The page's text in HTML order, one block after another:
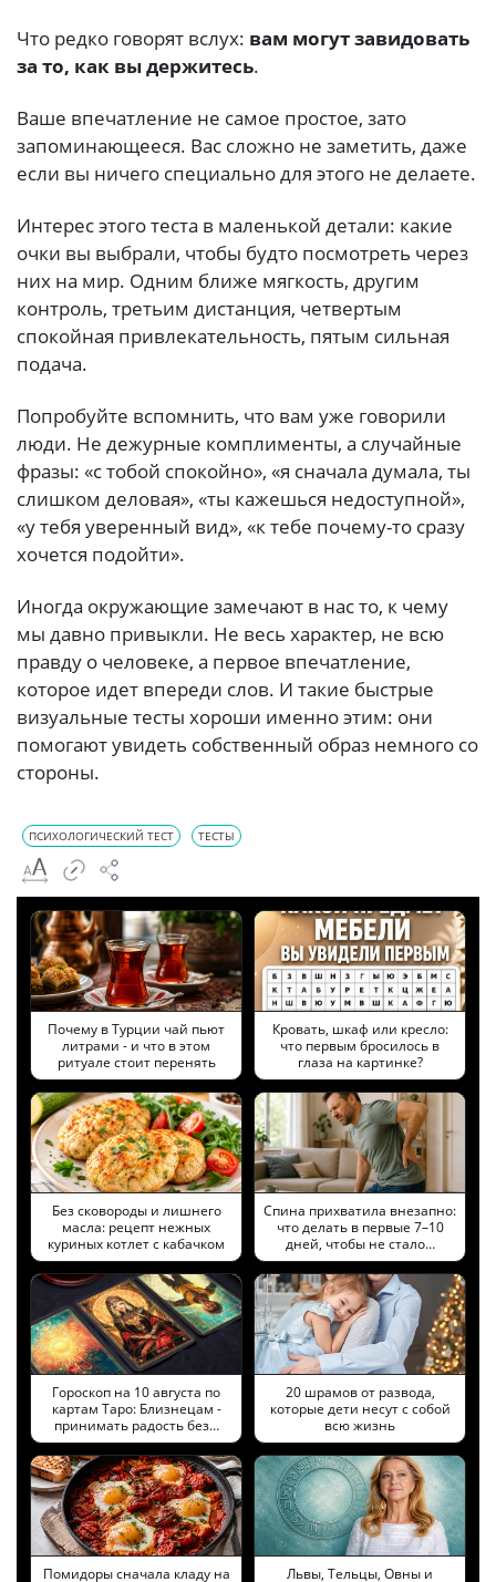
Что редко говорят вслух: вам могут завидовать
за то, как вы держитесь.
Ваше впечатление не самое простое, зато
запоминающееся. Вас сложно не заметить, даже
если вы ничего специально для этого не делаете.
Интерес этого теста в маленькой детали: какие
очки вы выбрали, чтобы будто посмотреть через
них на мир. Одним ближе мягкость, другим
контроль, третьим дистанция, четвертым
спокойная привлекательность, пятым сильная
подача.
Попробуйте вспомнить, что вам уже говорили
люди. Не дежурные комплименты, а случайные
фразы: «с тобой спокойно», «я сначала думала, ты
слишком деловая», «ты кажешься недоступной»,
«у тебя уверенный вид», «к тебе почему-то сразу
хочется подойти».
Иногда окружающие замечают в нас то, к чему
мы давно привыкли. Не весь характер, не всю
правду о человеке, а первое впечатление,
которое идет впереди слов. И такие быстрые
визуальные тесты хороши именно этим: они
помогают увидеть собственный образ немного со
стороны.
ПСИХОЛОГИЧЕСКИЙ ТЕСТ ТЕСТЫ
Почему в Турции чай пьют
литрами - и что в этом
ритуале стоит перенять
Кровать, шкаф или кресло:
что первым бросилось в
глаза на картинке?
Без сковороды и лишнего
масла: рецепт нежных
куриных котлет с кабачком
Спина прихватила внезапно:
что делать в первые 7–10
дней, чтобы не стало…
Гороскоп на 10 августа по
картам Таро: Близнецам -
принимать радость без…
20 шрамов от развода,
которые дети несут с собой
всю жизнь
Помидоры сначала кладу на
Львы, Тельцы, Овны и